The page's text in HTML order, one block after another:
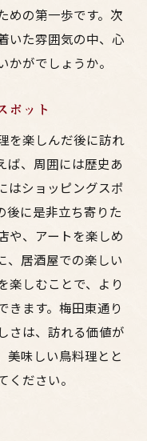
めの第一歩です。次
いた雰囲気の中、心
がでしょうか。
ポット
を楽しんだ後に訪れ
ば、周囲には歴史あ
はショッピングスポ
後に是非立ち寄りた
や、アートを楽しめ
、居酒屋での楽しい
楽しむことで、より
きます。梅田東通り
さは、訪れる価値が
美味しい鳥料理とと
ださい。